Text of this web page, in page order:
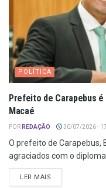
POLÍTICA
Prefeito de Carapebus
Macaé
POR REDAÇÃO 30/07/2026 -
O prefeito de Carapebus,
agraciados com o
LER MAIS